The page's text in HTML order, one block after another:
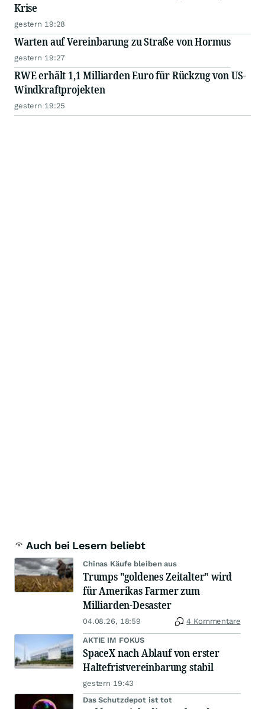
Krise
gestern 19:28
Warten auf Vereinbarung zu Straße von Hormus
gestern 19:27
RWE erhält 1,1 Milliarden Euro für Rückzug von US-
Windkraftprojekten
gestern 19:25
Auch bei Lesern beliebt
Chinas Käufe bleiben aus
Trumps "goldenes Zeitalter" wird
für Amerikas Farmer zum
Milliarden-Desaster
04.08.26, 18:59 4 Kommentare
AKTIE IM FOKUS
SpaceX nach Ablauf von erster
Haltefristvereinbarung stabil
gestern 19:43
Das Schutzdepot ist tot